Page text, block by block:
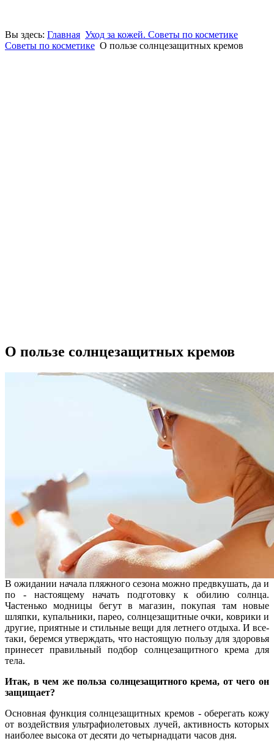
Вы здесь: Главная Уход за кожей. Советы по косметике
Советы по косметике О пользе солнцезащитных кремов
О пользе солнцезащитных кремов
В ожидании начала пляжного сезона можно предвкушать, да и
по - настоящему начать подготовку к обилию солнца.
Частенько модницы бегут в магазин, покупая там новые
шляпки, купальники, парео, солнцезащитные очки, коврики и
другие, приятные и стильные вещи для летнего отдыха. И все-
таки, беремся утверждать, что настоящую пользу для здоровья
принесет правильный подбор солнцезащитного крема для
тела.
Итак, в чем же польза солнцезащитного крема, от чего он
защищает?
Основная функция солнцезащитных кремов - оберегать кожу
от воздействия ультрафиолетовых лучей, активность которых
наиболее высока от десяти до четырнадцати часов дня.